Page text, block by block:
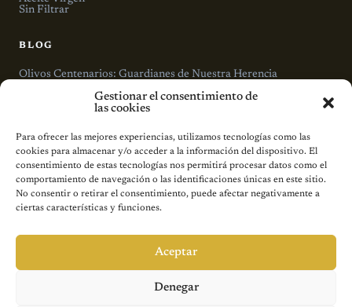
Gestionar el consentimiento de
las cookies
Para ofrecer las mejores experiencias, utilizamos tecnologías como las
cookies para almacenar y/o acceder a la información del dispositivo. El
consentimiento de estas tecnologías nos permitirá procesar datos como el
comportamiento de navegación o las identificaciones únicas en este sitio.
No consentir o retirar el consentimiento, puede afectar negativamente a
ciertas características y funciones.
Aceptar
Denegar
Sin Filtrar
BLOG
Olivos Centenarios: Guardianes de Nuestra Herencia
Beneficios del Aceite de Oliva para la Salud Cardiovascular
LA MUNDANA
El Proceso
Contacto
Condiciones generales de compra